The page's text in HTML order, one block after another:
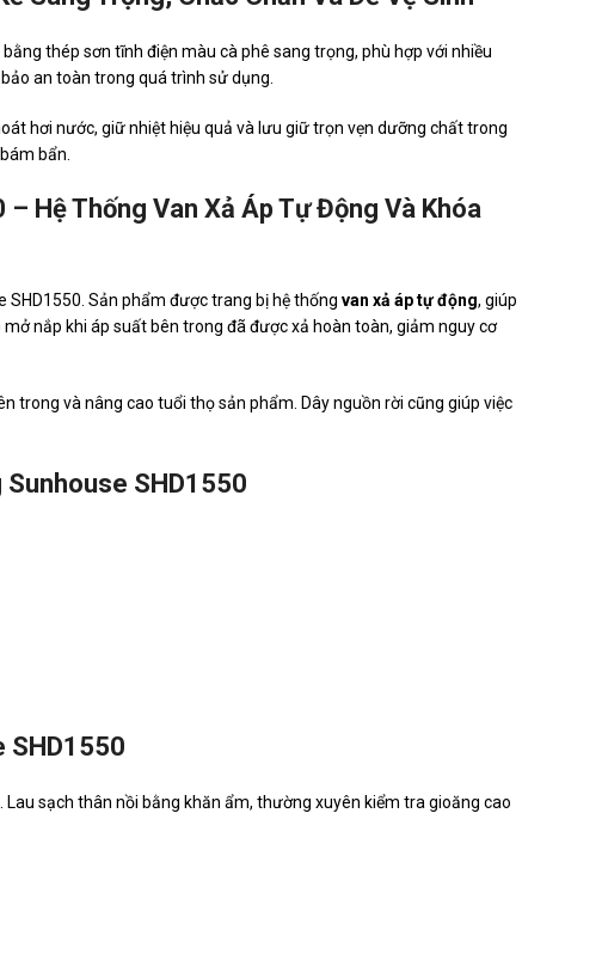
thép sơn tĩnh điện màu cà phê sang trọng, phù hợp với nhiều
an toàn trong quá trình sử dụng.
hơi nước, giữ nhiệt hiệu quả và lưu giữ trọn vẹn dưỡng chất trong
bẩn.
Hệ Thống Van Xả Áp Tự Động Và Khóa
Sản phẩm được trang bị hệ thống van xả áp tự động, giúp
nắp khi áp suất bên trong đã được xả hoàn toàn, giảm nguy cơ
trong và nâng cao tuổi thọ sản phẩm. Dây nguồn rời cũng giúp việc
Sunhouse SHD1550
SHD1550
sạch thân nồi bằng khăn ẩm, thường xuyên kiểm tra gioăng cao